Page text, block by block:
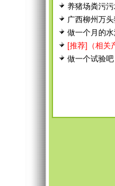
养猪场粪污
广西柳州万
做一个月的
[推荐]（相关
做一个试验